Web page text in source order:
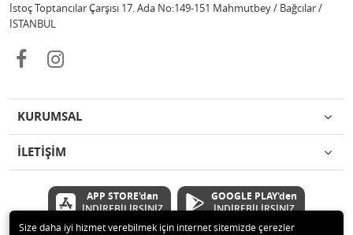
İstoç Toptancılar Çarşısı 17. Ada No:149-151 Mahmutbey / Bağcılar /
İSTANBUL
KURUMSAL
İLETİŞİM
APP STORE'dan
İNDİREBİLİRSİNİZ
GOOGLE PLAY'den
İNDİREBİLİRSİNİZ
Size daha iyi hizmet verebilmek için internet sitemizde çerezler